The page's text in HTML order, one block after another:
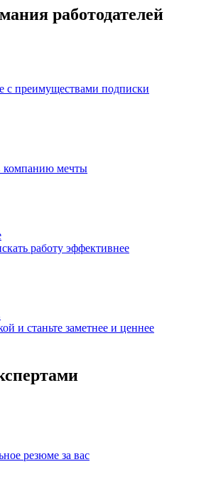
работодателей
с преимуществами подписки
компанию мечты
работу эффективнее
и станьте заметнее и ценнее
резюме за вас